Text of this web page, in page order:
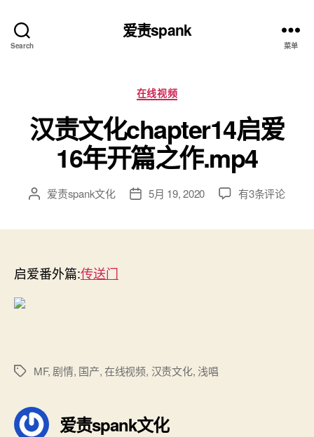
Search
爱责spank
菜单
分
类
在线视频
汉责文化chapter14启爱
16年开篇之作.mp4
文 爱责spank文化
发 5月 19, 2020
汉
有3条评论
启爱番外篇:传送门
标
MF, 剧情, 国产,在线视频, 汉责文化,浅唱
爱责spank文化